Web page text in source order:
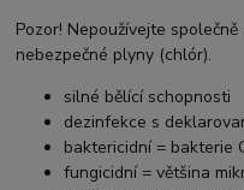
Pozor! Nepoužívejte
nebezpečné plyny (chlór).
silné bělící schopnosti
dezinfekce s
baktericidní = bakterie
fungicidní = většina